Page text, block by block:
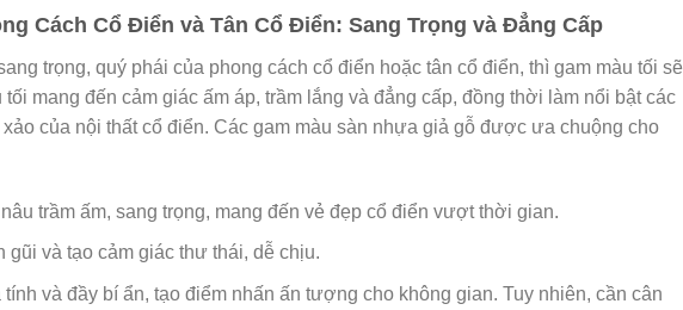
Cách Cổ Điển và Tân Cổ Điển: Sang Trọng và Đẳng Cấp
trọng, quý phái của phong cách cổ điển hoặc tân cổ điển, thì gam màu tối sẽ
tối mang đến cảm giác ấm áp, trầm lắng và đẳng cấp, đồng thời làm nổi bật các
của nội thất cổ điển. Các gam màu sàn nhựa giả gỗ được ưa chuộng cho
nâu trầm ấm, sang trọng, mang đến vẻ đẹp cổ điển vượt thời gian.
gũi và tạo cảm giác thư thái, dễ chịu.
tính và đầy bí ẩn, tạo điểm nhấn ấn tượng cho không gian. Tuy nhiên, cần cân